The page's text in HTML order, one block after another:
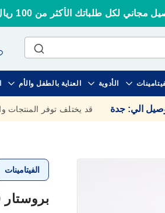
مجاني لكل طلباتك الأكثر من 100 ريال
الأدوية العناية بالطفل والأم
الي: جدة قد يختلف توفر المنتجات
الفيتامينات
بروستار 30 كبسوله